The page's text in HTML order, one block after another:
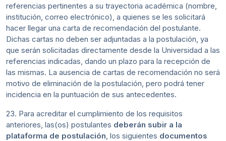
referencias pertinentes a su trayectoria académica (nombre,
institución, correo electrónico), a quienes se les solicitará
hacer llegar una carta de recomendación del postulante.
Dichas cartas no deben ser adjuntadas a la postulación, ya
que serán solicitadas directamente desde la Universidad a las
referencias indicadas, dando un plazo para la recepción de
las mismas. La ausencia de cartas de recomendación no será
motivo de eliminación de la postulación, pero podrá tener
incidencia en la puntuación de sus antecedentes.
23. Para acreditar el cumplimiento de los requisitos
anteriores, las(os) postulantes deberán subir a la
plataforma de postulación , los siguientes documentos